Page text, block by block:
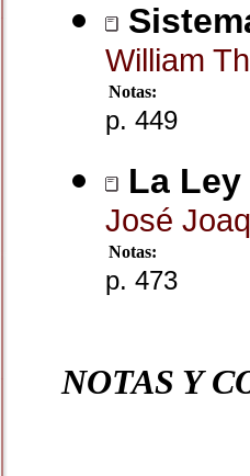
William
Notas:
p. 449
La
José
Notas:
p. 473
NOTAS Y